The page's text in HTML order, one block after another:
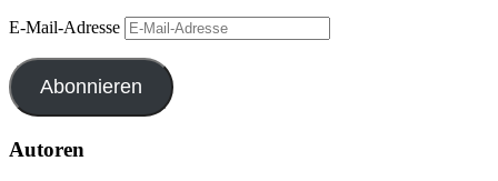
E-Mail-Adresse
Abonnieren
Autoren